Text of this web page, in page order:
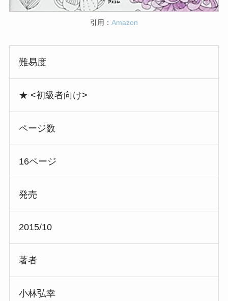
引用： Amazon
難易度
★ <初級者向け>
ページ数
16ページ
発売
2015/10
著者
小林弘幸